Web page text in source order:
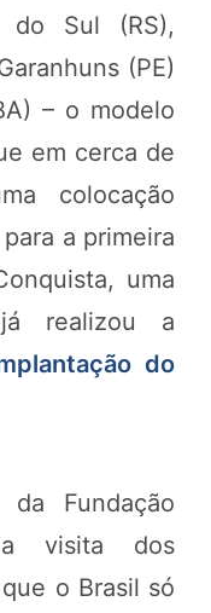
do Sul (RS),
(PE)
– o modelo
em cerca de
colocação
a primeira
uma
realizou a
do
da Fundação
a visita dos
o Brasil só